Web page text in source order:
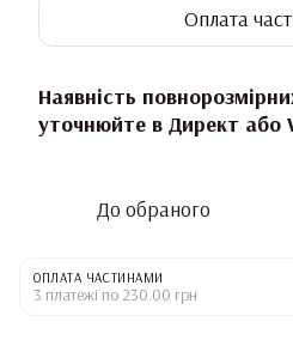
Оплата
Наявність
уточнюйте в Директ або
До обраного
ОПЛАТА ЧАСТИНАМИ
3 платежі по 230.00 грн